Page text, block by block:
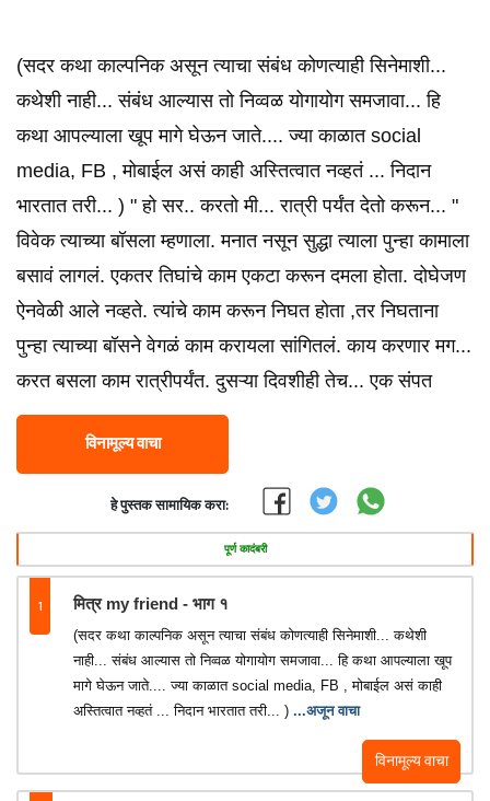
(सदर कथा काल्पनिक असून त्याचा संबंध कोणत्याही सिनेमाशी...
कथेशी नाही... संबंध आल्यास तो निव्वळ योगायोग समजावा... हि
कथा आपल्याला खूप मागे घेऊन जाते.... ज्या काळात social
media, FB , मोबाईल असं काही अस्तित्वात नव्हतं ... निदान
भारतात तरी... ) " हो सर.. करतो मी... रात्री पर्यंत देतो करून... "
विवेक त्याच्या बॉसला म्हणाला. मनात नसून सुद्धा त्याला पुन्हा कामाला
बसावं लागलं. एकतर तिघांचे काम एकटा करून दमला होता. दोघेजण
ऐनवेळी आले नव्हते. त्यांचे काम करून निघत होता ,तर निघताना
पुन्हा त्याच्या बॉसने वेगळं काम करायला सांगितलं. काय करणार मग...
करत बसला काम रात्रीपर्यंत. दुसऱ्या दिवशीही तेच... एक संपत
विनामूल्य वाचा
हे पुस्तक सामायिक करा:
पूर्ण कादंबरी
1 मित्र my friend - भाग १
विनामूल्य वाचा
(सदर कथा काल्पनिक असून त्याचा संबंध कोणत्याही सिनेमाशी... कथेशी
नाही... संबंध आल्यास तो निव्वळ योगायोग समजावा... हि कथा आपल्याला खूप
मागे घेऊन जाते.... ज्या काळात social media, FB , मोबाईल असं काही
अस्तित्वात नव्हतं ... निदान भारतात तरी... ) ...अजून वाचा